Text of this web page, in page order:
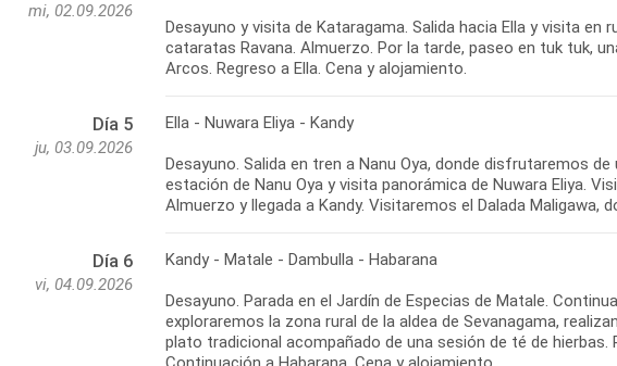
mi, 02.09.2026
Desayuno y visita de Kataragama. Salida hacia Ella y visita
cataratas Ravana. Almuerzo. Por la tarde, paseo en tuk tuk,
Día 5
ju, 03.09.2026
Ella - Nuwara Eliya - Kandy
Desayuno. Salida en tren a Nanu Oya, donde disfrutaremos
estación de Nanu Oya y visita panorámica de Nuwara Eliya.
Día 6
vi, 04.09.2026
Kandy - Matale - Dambulla - Habarana
Desayuno. Parada en el Jardín de Especias de Matale.
exploraremos la zona rural de la aldea de Sevanagama,
plato tradicional acompañado de una sesión de té de